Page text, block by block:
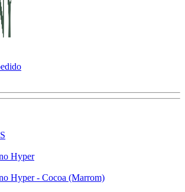
Hyper
Hyper - Cocoa (Marrom)